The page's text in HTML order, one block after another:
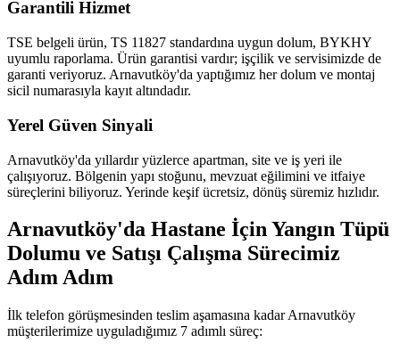
Garantili Hizmet
TSE belgeli ürün, TS 11827 standardına uygun dolum, BYKHY
uyumlu raporlama. Ürün garantisi vardır; işçilik ve servisimizde de
garanti veriyoruz. Arnavutköy'da yaptığımız her dolum ve montaj
sicil numarasıyla kayıt altındadır.
Yerel Güven Sinyali
Arnavutköy'da yıllardır yüzlerce apartman, site ve iş yeri ile
çalışıyoruz. Bölgenin yapı stoğunu, mevzuat eğilimini ve itfaiye
süreçlerini biliyoruz. Yerinde keşif ücretsiz, dönüş süremiz hızlıdır.
Arnavutköy'da Hastane İçin Yangın Tüpü
Dolumu ve Satışı Çalışma Sürecimiz
Adım Adım
İlk telefon görüşmesinden teslim aşamasına kadar Arnavutköy
müşterilerimize uyguladığımız 7 adımlı süreç: